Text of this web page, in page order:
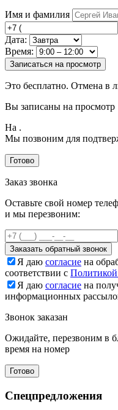
Имя и фамилия
Дата:
Время:
Записаться на просмотр
Это бесплатно. Отмена в
Вы записаны на просмотр
На .
Мы позвоним для
Готово
Заказ звонка
Оставьте свой номер
и мы перезвоним:
Заказать обратный звонок
Я даю согласие на
соответствии с
Я даю согласие на
информационных
Звонок заказан
Ожидайте, перезвоним в
время на номер
Готово
Спецпредложения